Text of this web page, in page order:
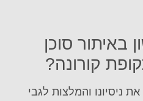
סוכן
קורונה?
ניסיונו והמלצות לגבי